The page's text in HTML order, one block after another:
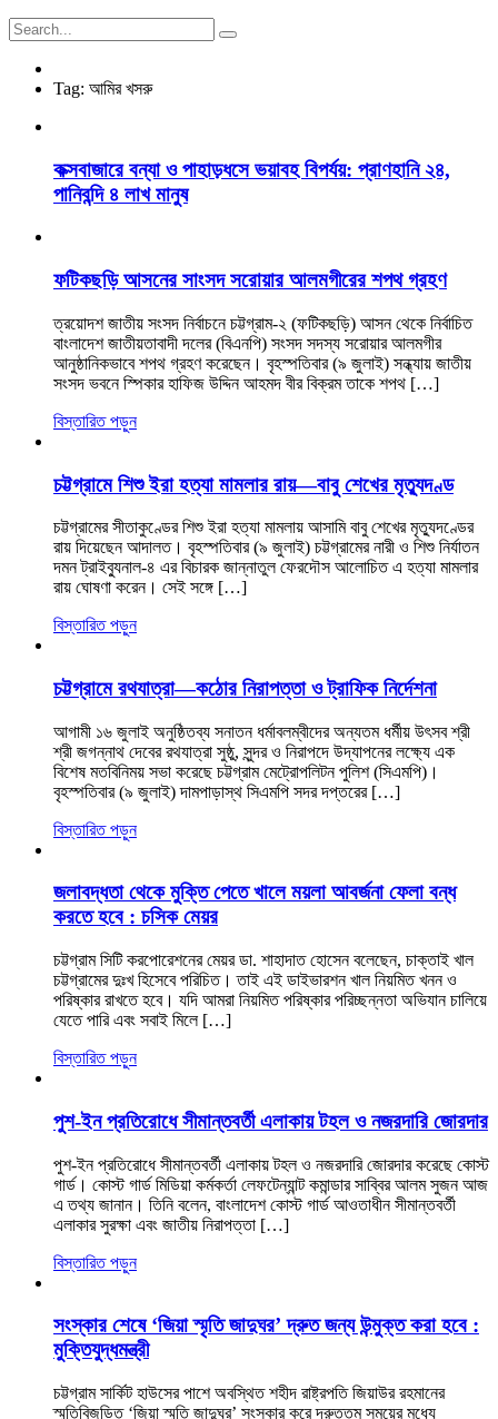
Tag: আমির খসরু
কক্সবাজারে বন্যা ও পাহাড়ধসে ভয়াবহ বিপর্যয়: প্রাণহানি ২৪,
পানিবন্দি ৪ লাখ মানুষ
ফটিকছড়ি আসনের সাংসদ সরোয়ার আলমগীরের শপথ গ্রহণ
ত্রয়োদশ জাতীয় সংসদ নির্বাচনে চট্টগ্রাম-২ (ফটিকছড়ি) আসন থেকে নির্বাচিত
বাংলাদেশ জাতীয়তাবাদী দলের (বিএনপি) সংসদ সদস্য সরোয়ার আলমগীর
আনুষ্ঠানিকভাবে শপথ গ্রহণ করেছেন। বৃহস্পতিবার (৯ জুলাই) সন্ধ্যায় জাতীয়
সংসদ ভবনে স্পিকার হাফিজ উদ্দিন আহমদ বীর বিক্রম তাকে শপথ […]
বিস্তারিত পড়ুন
চট্টগ্রামে শিশু ইরা হত্যা মামলার রায়—বাবু শেখের মৃত্যুদণ্ড
চট্টগ্রামের সীতাকুণ্ডের শিশু ইরা হত্যা মামলায় আসামি বাবু শেখের মৃত্যুদণ্ডের
রায় দিয়েছেন আদালত। বৃহস্পতিবার (৯ জুলাই) চট্টগ্রামের নারী ও শিশু নির্যাতন
দমন ট্রাইব্যুনাল-৪ এর বিচারক জান্নাতুল ফেরদৌস আলোচিত এ হত্যা মামলার
রায় ঘোষণা করেন। সেই সঙ্গে […]
বিস্তারিত পড়ুন
চট্টগ্রামে রথযাত্রা—কঠোর নিরাপত্তা ও ট্রাফিক নির্দেশনা
আগামী ১৬ জুলাই অনুষ্ঠিতব্য সনাতন ধর্মাবলম্বীদের অন্যতম ধর্মীয় উৎসব শ্রী
শ্রী জগন্নাথ দেবের রথযাত্রা সুষ্ঠু, সুন্দর ও নিরাপদে উদ্‌যাপনের লক্ষ্যে এক
বিশেষ মতবিনিময় সভা করেছে চট্টগ্রাম মেট্রোপলিটন পুলিশ (সিএমপি)।
বৃহস্পতিবার (৯ জুলাই) দামপাড়াস্থ সিএমপি সদর দপ্তরের […]
বিস্তারিত পড়ুন
জলাবদ্ধতা থেকে মুক্তি পেতে খালে ময়লা আবর্জনা ফেলা বন্ধ
করতে হবে : চসিক মেয়র
চট্টগ্রাম সিটি করপোরেশনের মেয়র ডা. শাহাদাত হোসেন বলেছেন, চাক্তাই খাল
চট্টগ্রামের দুঃখ হিসেবে পরিচিত। তাই এই ডাইভারশন খাল নিয়মিত খনন ও
পরিষ্কার রাখতে হবে। যদি আমরা নিয়মিত পরিষ্কার পরিচ্ছন্নতা অভিযান চালিয়ে
যেতে পারি এবং সবাই মিলে […]
বিস্তারিত পড়ুন
পুশ-ইন প্রতিরোধে সীমান্তবর্তী এলাকায় টহল ও নজরদারি জোরদার
পুশ-ইন প্রতিরোধে সীমান্তবর্তী এলাকায় টহল ও নজরদারি জোরদার করেছে কোস্ট
গার্ড। কোস্ট গার্ড মিডিয়া কর্মকর্তা লেফটেন্যান্ট কমান্ডার সাব্বির আলম সুজন আজ
এ তথ্য জানান। তিনি বলেন, বাংলাদেশ কোস্ট গার্ড আওতাধীন সীমান্তবর্তী
এলাকার সুরক্ষা এবং জাতীয় নিরাপত্তা […]
বিস্তারিত পড়ুন
সংস্কার শেষে ‘জিয়া স্মৃতি জাদুঘর’ দ্রুত জন্য উন্মুক্ত করা হবে :
মুক্তিযুদ্ধমন্ত্রী
চট্টগ্রাম সার্কিট হাউসের পাশে অবস্থিত শহীদ রাষ্ট্রপতি জিয়াউর রহমানের
স্মৃতিবিজড়িত ‘জিয়া স্মৃতি জাদুঘর’ সংস্কার করে দ্রুততম সময়ের মধ্যে